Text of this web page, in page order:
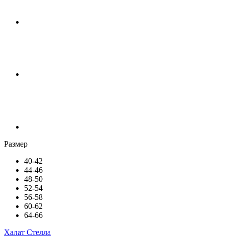
Размер
40-42
44-46
48-50
52-54
56-58
60-62
64-66
Халат Стелла